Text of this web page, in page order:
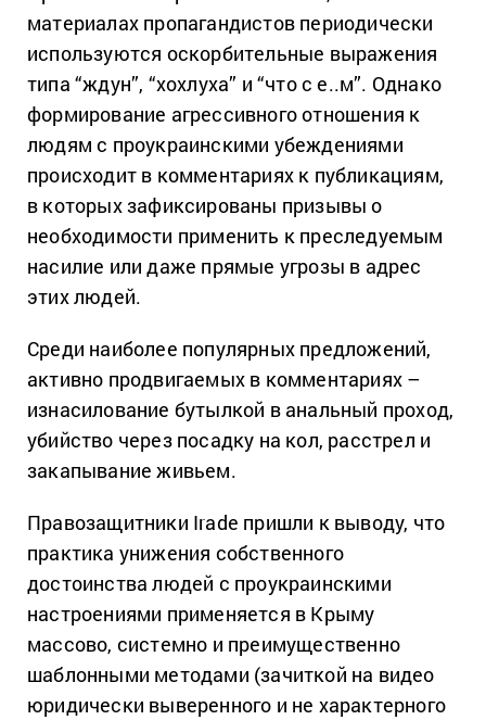
материалах пропагандистов периодически
используются оскорбительные выражения
типа “ждун”, “хохлуха” и “что с е..м”. Однако
формирование агрессивного отношения к
людям с проукраинскими убеждениями
происходит в комментариях к публикациям,
в которых зафиксированы призывы о
необходимости применить к преследуемым
насилие или даже прямые угрозы в адрес
этих людей.
Среди наиболее популярных предложений,
активно продвигаемых в комментариях –
изнасилование бутылкой в анальный проход,
убийство через посадку на кол, расстрел и
закапывание живьем.
Правозащитники Irade пришли к выводу, что
практика унижения собственного
достоинства людей с проукраинскими
настроениями применяется в Крыму
массово, системно и преимущественно
шаблонными методами (зачиткой на видео
юридически выверенного и не характерного